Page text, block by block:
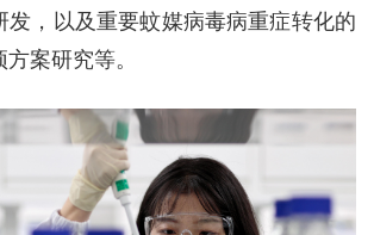
发，以及重要蚊媒病毒病重症转化的
案研究等。